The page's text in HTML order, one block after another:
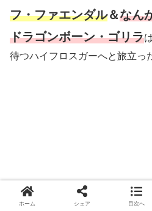
フ・ファエンダル＆なん
ドラゴンボーン・ゴリラ
待つハイフロスガーへと旅立っ
ホーム シェア 目次へ